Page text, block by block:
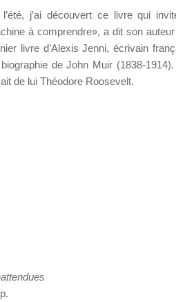
j’ai découvert ce livre qui
à comprendre», a dit son
livre d’Alexis Jenni, écrivain
de John Muir (1838-1914).
de lui Théodore Roosevelt.